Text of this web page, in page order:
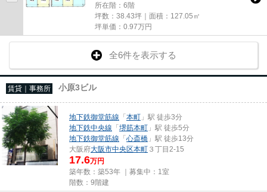
所在階：6階
坪数：38.43坪｜面積：127.05㎡
坪単価： 0.97万円
全6件を表示する
賃貸｜事務所 小原3ビル
地下鉄御堂筋線 「本町 」駅 徒歩3分
地下鉄中央線 「堺筋本町 」駅 徒歩5分
地下鉄御堂筋線 「心斎橋 」駅 徒歩13分
大阪府大阪市中央区本町 ３丁目2-15
17.6万円
築年数：築53年 ｜募集中： 1室
階数：9階建